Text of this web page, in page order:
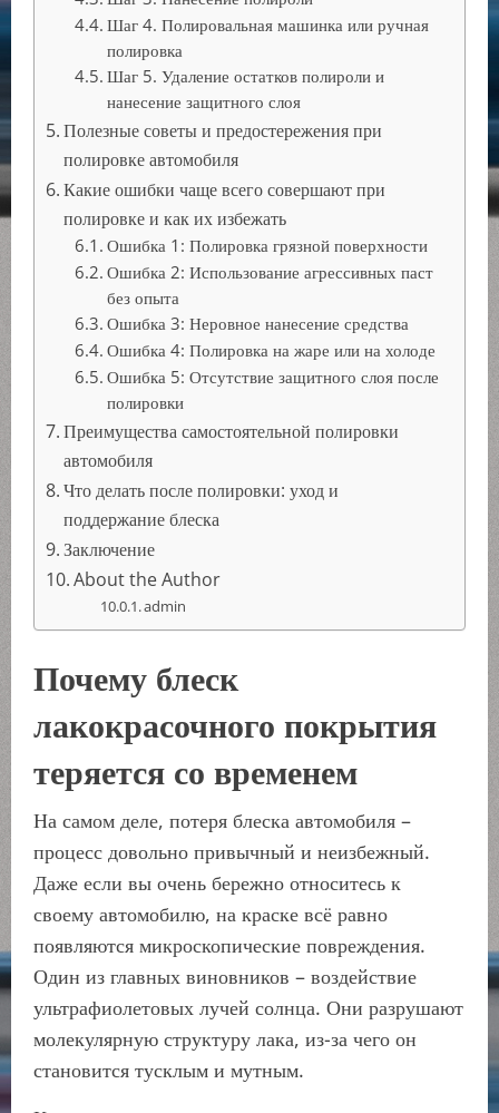
Шаг 4. Полировальная машинка или ручная
полировка
Шаг 5. Удаление остатков полироли и
нанесение защитного слоя
Полезные советы и предостережения при
полировке автомобиля
Какие ошибки чаще всего совершают при
полировке и как их избежать
Ошибка 1: Полировка грязной поверхности
Ошибка 2: Использование агрессивных паст
без опыта
Ошибка 3: Неровное нанесение средства
Ошибка 4: Полировка на жаре или на холоде
Ошибка 5: Отсутствие защитного слоя после
полировки
Преимущества самостоятельной полировки
автомобиля
Что делать после полировки: уход и
поддержание блеска
Заключение
About the Author
admin
Почему блеск
лакокрасочного покрытия
теряется со временем
На самом деле, потеря блеска автомобиля –
процесс довольно привычный и неизбежный.
Даже если вы очень бережно относитесь к
своему автомобилю, на краске всё равно
появляются микроскопические повреждения.
Один из главных виновников – воздействие
ультрафиолетовых лучей солнца. Они разрушают
молекулярную структуру лака, из-за чего он
становится тусклым и мутным.